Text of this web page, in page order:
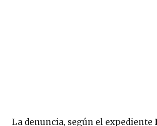
La denuncia, según el expediente